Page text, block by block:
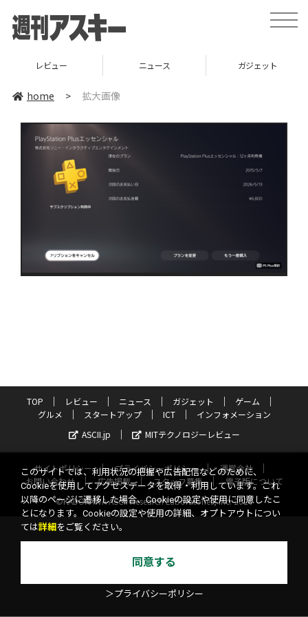
toggle
レビュー ニュース ガジェット
home > 拡大画像
TOP レビュー ニュース ガジェット
ゲーム
グルメ
スタートアップ ICT
インフォメーション
ASCII.jp
MITテクノロジーレビュー
サイトポリシー プライバシーポリシー
運営会社
お問い合わせ
広告掲載 スタッフ募集
電子版について
©KADOKAWA ASCII Research Laboratories, Inc. 2026
このサイトでは、利用状況の把握や広告配信などのために、
Cookieを使用してアクセスデータを取得・利用しています。これ
以降のページに遷移した場合、Cookieの設定や使用に同意したこ
とになります。Cookieの設定や使用の詳細、オプトアウトについ
ては詳細 をご覧ください。
同意する
＞プライバシーポリシー